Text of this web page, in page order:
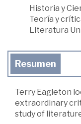
Historia y
Teoría y
Literatura
Resumen
Terry Eagleton
extraordinary
study of